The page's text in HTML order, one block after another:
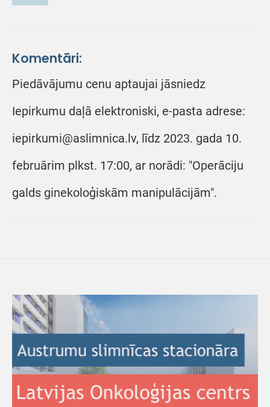
Komentāri:
Piedāvājumu cenu aptaujai jāsniedz
Iepirkumu daļā elektroniski, e-pasta adrese:
iepirkumi@aslimnica.lv, līdz 2023. gada 10.
februārim plkst. 17:00, ar norādi: "Operāciju
galds ginekoloģiskām manipulācijām".